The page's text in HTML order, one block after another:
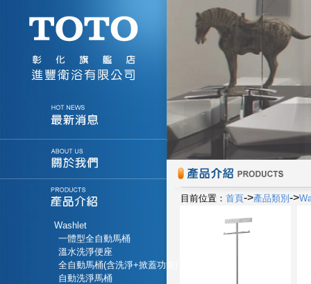
Washlet
一體型全自動馬桶
溫水洗淨便座
全自動馬桶(含洗淨+掀蓋功能)
自動洗淨馬桶
目前位置： 首頁->產品類別 ->